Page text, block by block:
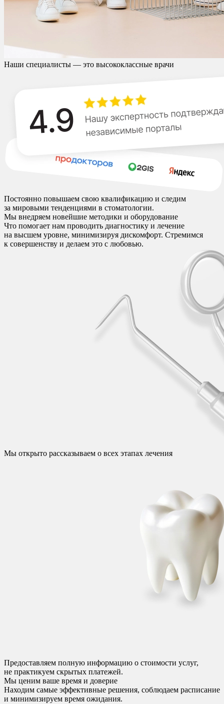
Наши специалисты — это высококлассные врачи
Постоянно повышаем свою квалификацию и следим
за мировыми тенденциями в стоматологии.
Мы внедряем новейшие методики и оборудование
Что помогает нам проводить диагностику и лечение
на высшем уровне, минимизируя дискомфорт. Стремимся
к совершенству и делаем это с любовью.
Мы открыто рассказываем о всех этапах лечения
Предоставляем полную информацию о стоимости услуг,
не практикуем скрытых платежей.
Мы ценим ваше время и доверие
Находим самые эффективные решения, соблюдаем расписание
и минимизируем время ожидания.